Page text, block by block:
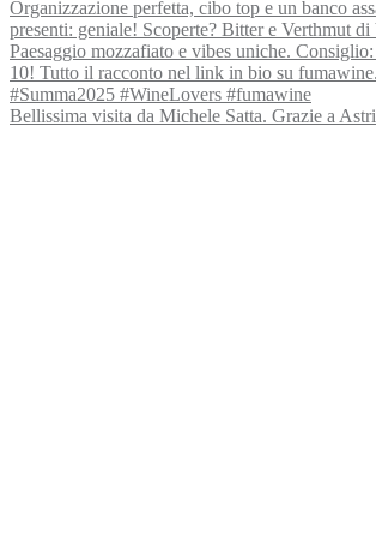
Bellissima visita da Michele Satta. Grazie a Astri